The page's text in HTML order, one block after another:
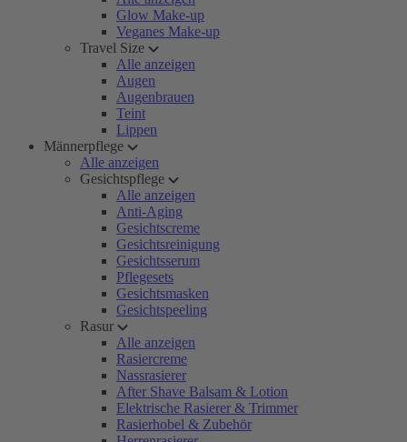
Glow Make-up
Veganes Make-up
Travel Size
Alle anzeigen
Augen
Augenbrauen
Teint
Lippen
Männerpflege
Alle anzeigen
Gesichtspflege
Alle anzeigen
Anti-Aging
Gesichtscreme
Gesichtsreinigung
Gesichtsserum
Pflegesets
Gesichtsmasken
Gesichtspeeling
Rasur
Alle anzeigen
Rasiercreme
Nassrasierer
After Shave Balsam & Lotion
Elektrische Rasierer & Trimmer
Rasierhobel & Zubehör